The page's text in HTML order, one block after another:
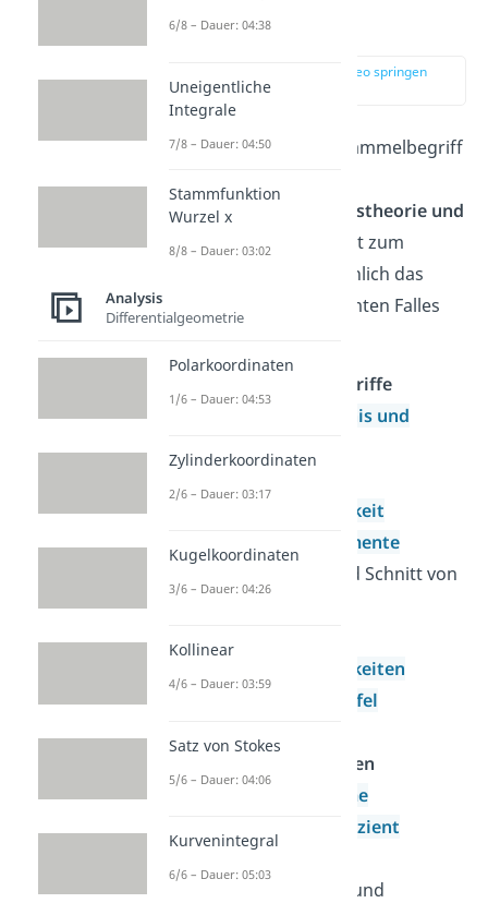
Stochastik
zur Stelle im Video springen
(01:10)
DieStochastik
ist ein Sammelbegriff
derWahrscheinlichkeitstheorie und
Statistik
. Du berechnest zum
Beispiel, wie wahrscheinlich das
Eintreten eines bestimmten Falles
Wichtige Grundbegriffe
Ereignis und
Wahrscheinlichkeit
Laplace-Experimente
Vereinigung und Schnitt von
Wahrscheinlichkeiten
Die Vierfeldertafel
Wahrscheinlichkeiten
Baumdiagramme
Binominalkoeffizient
Zufallsvariable
und
6/8 – Dauer: 04:38
Uneigentliche
Integrale
7/8 – Dauer: 04:50
Stammfunktion
Wurzel x
8/8 – Dauer: 03:02
Analysis
Differentialgeometrie
Polarkoordinaten
1/6 – Dauer: 04:53
Zylinderkoordinaten
2/6 – Dauer: 03:17
Kugelkoordinaten
3/6 – Dauer: 04:26
Kollinear
4/6 – Dauer: 03:59
Satz von Stokes
5/6 – Dauer: 04:06
Kurvenintegral
6/6 – Dauer: 05:03